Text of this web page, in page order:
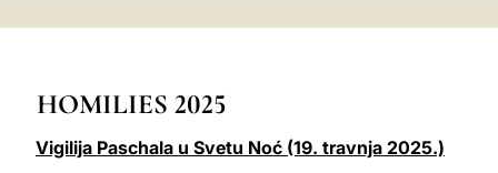
HOMILIES 2025
Vigilija Paschala u Svetu Noć (19. travnja 2025.)